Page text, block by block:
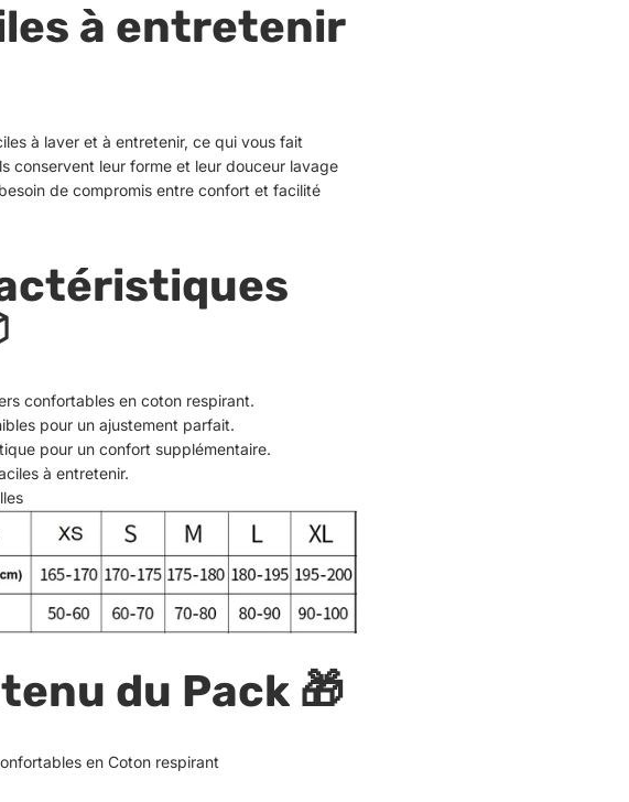
à entretenir
à laver et à entretenir, ce qui vous fait
conservent leur forme et leur douceur lavage
de compromis entre confort et facilité
confortables en coton respirant.
pour un ajustement parfait.
pour un confort supplémentaire.
à entretenir.
du Pack 🎁
en Coton respirant